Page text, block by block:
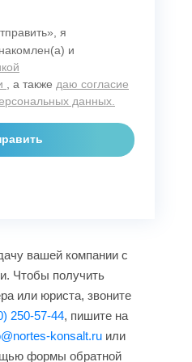
я
и
, а также даю согласие
данных.
вашей компании с
Чтобы получить
или юриста, звоните
250-57-44, пишите на
konsalt.ru или
формы обратной